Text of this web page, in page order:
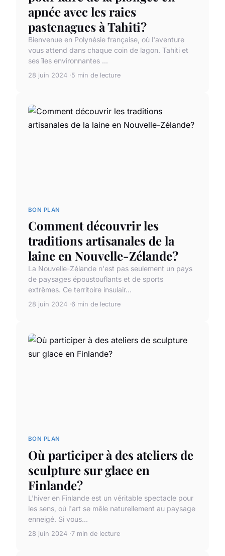
apnée avec les raies
pastenagues à Tahiti?
Bienvenue en Polynésie française, où l'aventure
vous attend dans chaque coin de lagon. Tahiti et
ses îles environnantes ...
28 juin 2024 5 min de lecture
BON PLAN
Comment découvrir les
traditions artisanales de la
laine en Nouvelle-Zélande?
La Nouvelle-Zélande n'est pas seulement un pays
de paysages époustouflants et de sports
extrêmes. Ce territoire insulair...
28 juin 2024 6 min de lecture
BON PLAN
Où participer à des ateliers de
sculpture sur glace en
Finlande?
L'hiver en Finlande est un véritable spectacle pour
les sens, où l'art se mêle naturellement au paysage
enneigé. Si vous...
28 juin 2024 7 min de lecture